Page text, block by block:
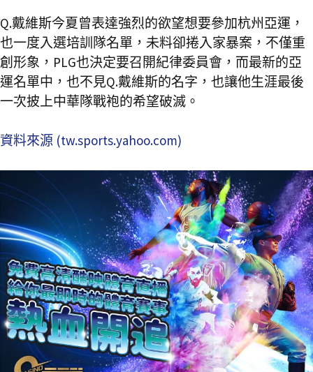
Q.戴維斯今夏曾表達強烈的欲望想要參加杭州亞運，
也一度入選培訓隊名單，未料卻捲入家暴案，不僅重
創形象，PLG也決定要召開紀律委員會，而最新的亞
運名單中，也不見Q.戴維斯的名字，也讓他生涯最後
一次披上中華隊戰袍的希望破滅。
資料來源 (tw.sports.yahoo.com)